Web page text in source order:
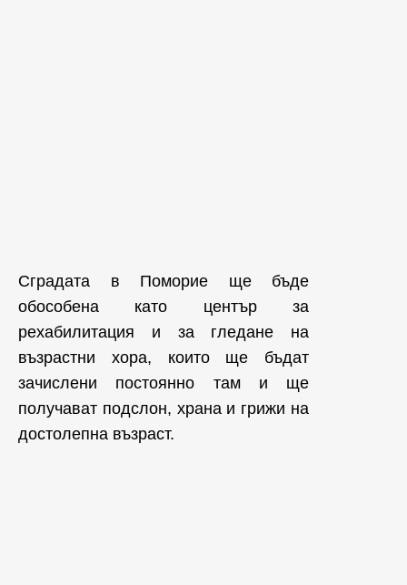
Сградата в Поморие ще бъде
обособена като център за
рехабилитация и за гледане на
възрастни хора, които ще бъдат
зачислени постоянно там и ще
получават подслон, храна и грижи на
достолепна възраст.